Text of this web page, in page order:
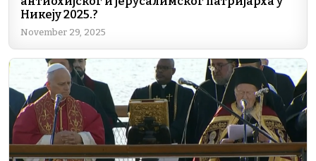
Никеју 2025.?
November 29, 2025